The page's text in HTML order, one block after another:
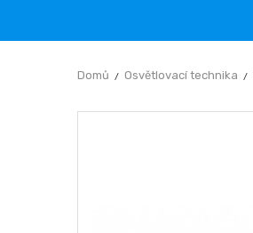
Domů Osvětlovací technika